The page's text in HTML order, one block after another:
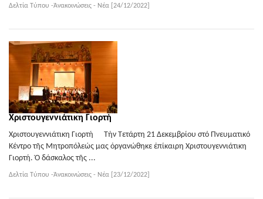
Δελτία Τύπου -Ἀνακοινώσεις - Νέα [24/12/2022]
Χριστουγεννιάτικη Γιορτή
Χριστουγεννιάτικη Γιορτή Τήν Τετάρτη 21 Δεκεμβρίου στό Πνευματικό
Κέντρο τῆς Μητροπόλεώς μας ὀργανώθηκε ἐπίκαιρη Χριστουγεννιάτικη
Γιορτή. Ὁ δάσκαλος τῆς ...
Δελτία Τύπου -Ἀνακοινώσεις - Νέα [23/12/2022]